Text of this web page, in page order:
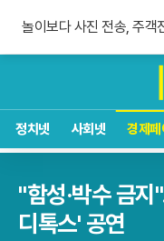
정치넷 사회넷 경제페
놀이보다 사진 전송, 주객
숀 멘데스 공개 열애, 브
"함성·박수 금
디톡스' 공연